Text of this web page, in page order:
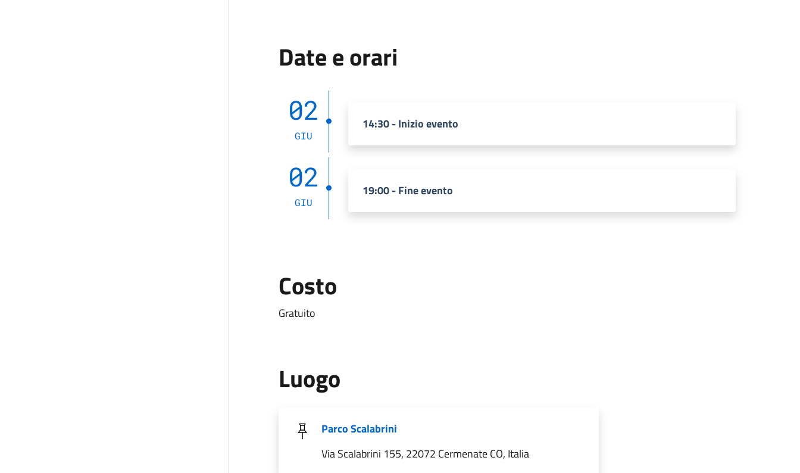
Date e orari
02
GIU
14:30 - Inizio evento
02
GIU
19:00 - Fine evento
Costo
Gratuito
Luogo
Parco Scalabrini
Via Scalabrini 155, 22072 Cermenate CO, Italia